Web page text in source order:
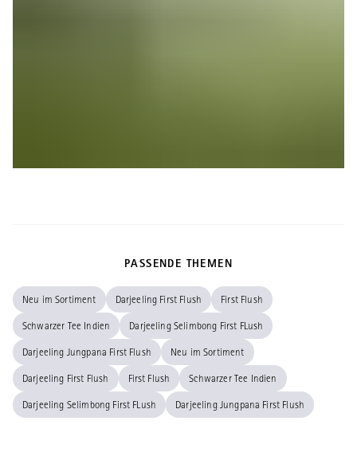
PASSENDE THEMEN
Neu im Sortiment Darjeeling First Flush First Flush
Schwarzer Tee Indien Darjeeling Selimbong First FLush
Darjeeling Jungpana First Flush Neu im Sortiment
Darjeeling First Flush First Flush Schwarzer Tee Indien
Darjeeling Selimbong First FLush Darjeeling Jungpana First Flush